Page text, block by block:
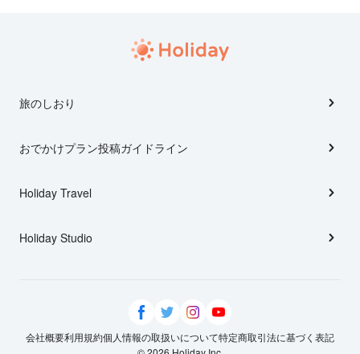
旅のしおり
おでかけプラン投稿ガイドライン
Holiday Travel
Holiday Studio
会社概要利用規約個人情報の取扱いについて特定商取引法に基づく表記